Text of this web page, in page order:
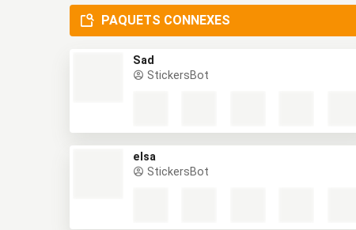
PAQUETS CONNEXES
Sad
StickersBot
elsa
StickersBot